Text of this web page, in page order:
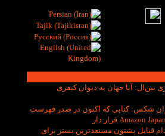
بین‌ال: آیا جهان به دیوان کیفری
شکس: کتابی که اکنون در صدر فهرست
قبایل پشتون مستعدترین بستر برای